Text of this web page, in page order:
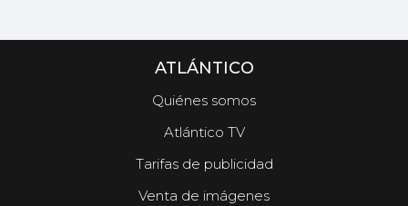
ATLÁNTICO
Quiénes somos
Atlántico TV
Tarifas de publicidad
Venta de imágenes